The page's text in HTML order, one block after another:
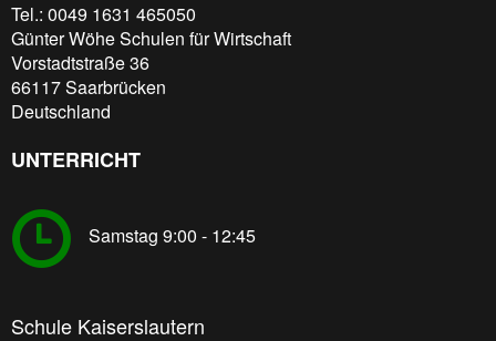
Tel.: 0049 1631 465050
Günter Wöhe Schulen für Wirtschaft
Vorstadtstraße 36
66117Saarbrücken
Deutschland
UNTERRICHT
Samstag 9:00 - 12:45
Schule Kaiserslautern